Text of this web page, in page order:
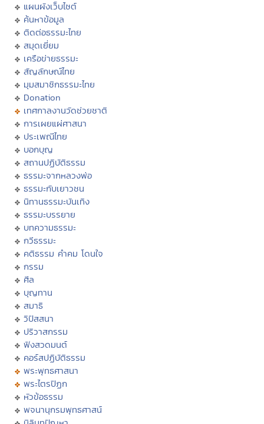
แผนผังเว็บไซต์
ค้นหาข้อมูล
ติดต่อธรรมะไทย
สมุดเยี่ยม
เครือข่ายธรรมะ
สัญลักษณ์ไทย
มุมสมาชิกธรรมะไทย
Donation
เทศกาลงานวัดช่วยชาติ
การเผยแผ่ศาสนา
ประเพณีไทย
บอกบุญ
สถานปฏิบัติธรรม
ธรรมะจากหลวงพ่อ
ธรรมะกับเยาวชน
นิทานธรรมะบันเทิง
ธรรมะบรรยาย
บทความธรรมะ
กวีธรรมะ
คติธรรม คำคม โดนใจ
กรรม
ศีล
บุญทาน
สมาธิ
วิปัสสนา
ปริวาสกรรม
ฟังสวดมนต์
คอร์สปฏิบัติธรรม
พระพุทธศาสนา
พระไตรปิฏก
หัวข้อธรรม
พจนานุกรมพุทธศาสน์